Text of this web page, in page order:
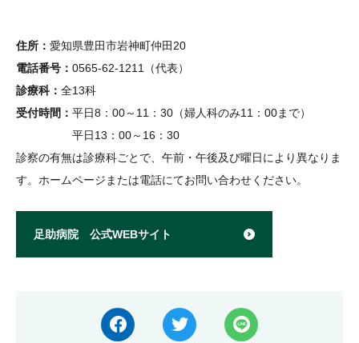
住所： 愛知県豊田市岩神町仲田20
電話番号： 0565-62-1211（代表）
診療科： 全13科
受付時間： 平日8：00～11：30（婦人科のみ11：00まで）
平日13：00～16：30
診察の有無は診療科ごとで、午前・午後及び曜日により異なりま
す。ホームページまたは電話にてお問い合わせください。
足助病院 公式WEBサイト